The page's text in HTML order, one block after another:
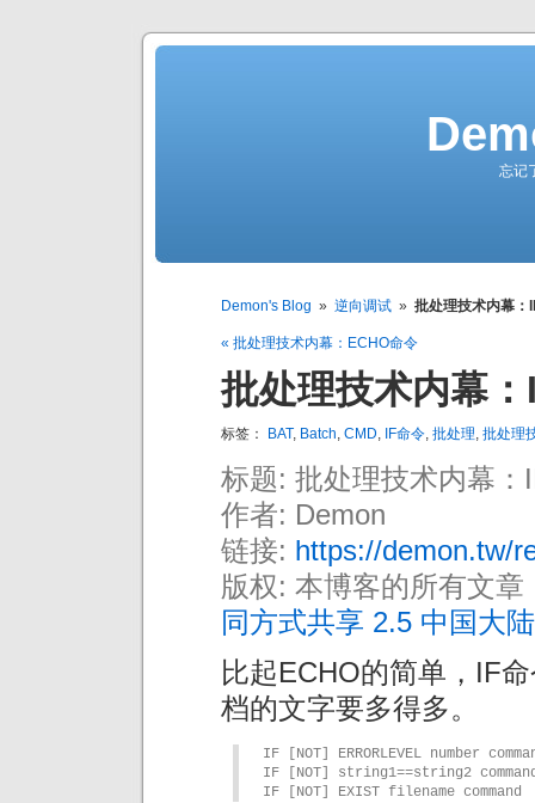
忘记
Demon's Blog » 逆向调试 » 批处理技术内幕：
« 批处理技术内幕：ECHO命令
批处理技术内幕
标签： BAT, Batch, CMD, IF命令, 批处理, 批处理
标题: 批处理技术内幕：
作者: Demon
链接: https://demon.tw/
版权: 本博客的所有文章
同方式共享 2.5 中国大陆
比起ECHO的简单，IF
档的文字要多得多。
IF [NOT] ERRORLEVEL number
IF [NOT] string1==string2
IF [NOT] EXIST filename command